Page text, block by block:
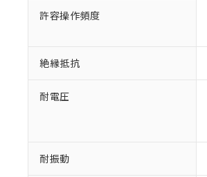
許容操作頻度
絶縁抵抗
耐電圧
耐振動